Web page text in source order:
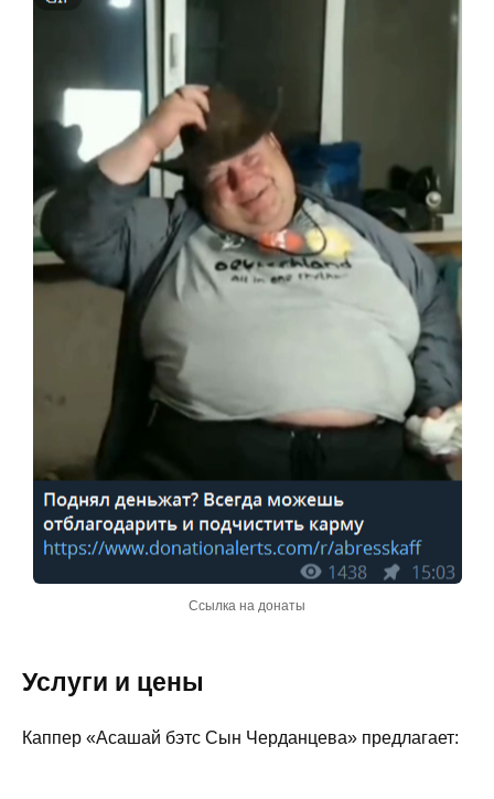
Ссылка на донаты
Услуги и цены
Каппер «Асашай бэтс Сын Черданцева» предлагает: